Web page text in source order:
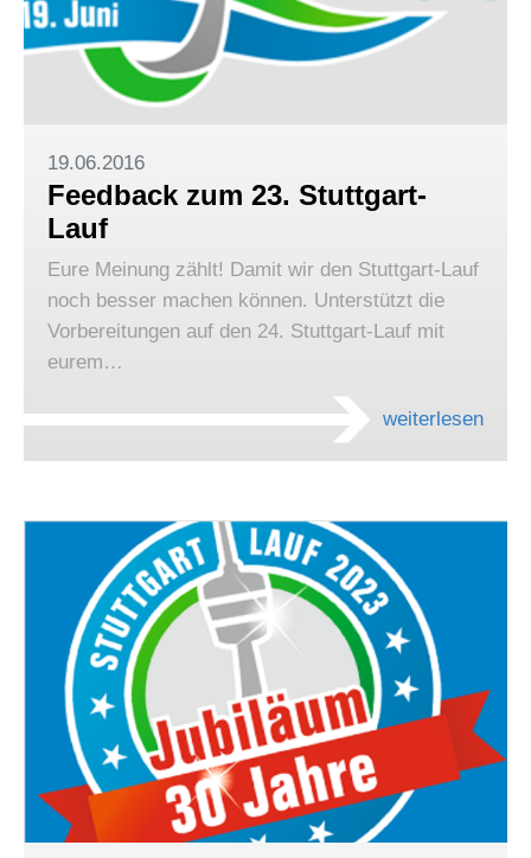
19.06.2016
Feedback zum 23. Stuttgart-
Lauf
Eure Meinung zählt! Damit wir den Stuttgart-Lauf
noch besser machen können. Unterstützt die
Vorbereitungen auf den 24. Stuttgart-Lauf mit
eurem…
weiterlesen